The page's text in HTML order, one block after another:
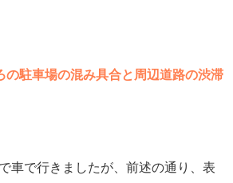
の駐車場の混み具合と周辺道路の渋滞
車で行きましたが、前述の通り、表